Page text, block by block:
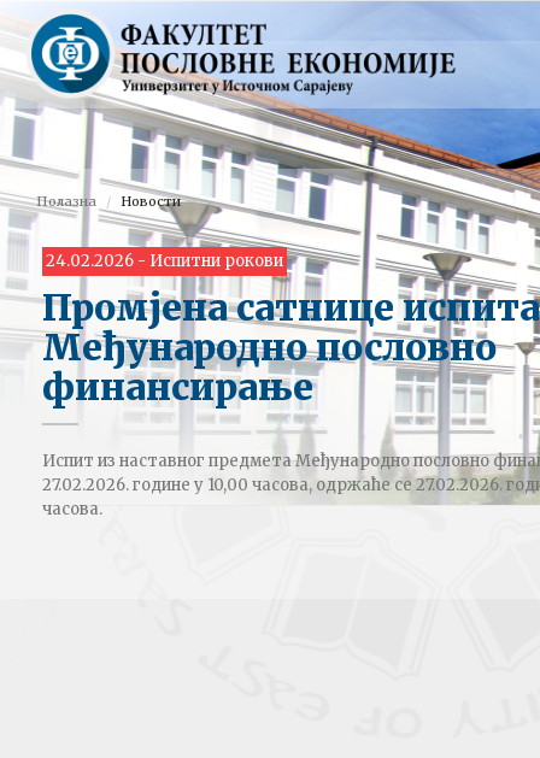
Полазна Новости
24.02.2026 - Испитни рокови
Промјена сатнице
Међународно пословно
финансирање
Испит из наставног предмета Међународно пословно
27.02.2026. године у 10,00 часова, одржаће се 27.02.2026.
часова.